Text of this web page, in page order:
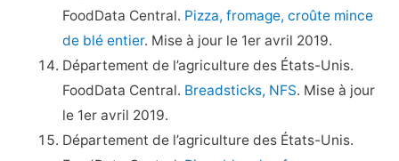
FoodData Central. Pizza, fromage, croûte mince
de blé entier. Mise à jour le 1er avril 2019.
Département de l’agriculture des États-Unis.
FoodData Central. Breadsticks, NFS. Mise à jour
le 1er avril 2019.
Département de l’agriculture des États-Unis.